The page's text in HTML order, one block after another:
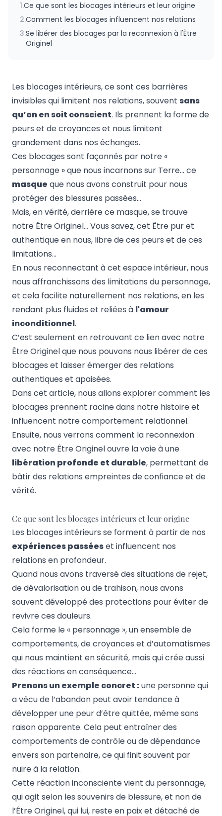
1.Ce que sont les blocages intérieurs et leur origine
2.Comment les blocages influencent nos relations
3.Se libérer des blocages par la reconnexion à l'Être
Originel
Les blocages intérieurs, ce sont ces barrières
invisibles qui limitent nos relations, souvent sans
qu’on en soit conscient. Ils prennent la forme de
peurs et de croyances et nous limitent
grandement dans nos échanges.
Ces blocages sont façonnés par notre «
personnage » que nous incarnons sur Terre… ce
masque que nous avons construit pour nous
protéger des blessures passées…
Mais, en vérité, derrière ce masque, se trouve
notre Être Originel… Vous savez, cet Être pur et
authentique en nous, libre de ces peurs et de ces
limitations…
En nous reconnectant à cet espace intérieur, nous
nous affranchissons des limitations du personnage,
et cela facilite naturellement nos relations, en les
rendant plus fluides et reliées à l'amour
inconditionnel.
C’est seulement en retrouvant ce lien avec notre
Être Originel que nous pouvons nous libérer de ces
blocages et laisser émerger des relations
authentiques et apaisées.
Dans cet article, nous allons explorer comment les
blocages prennent racine dans notre histoire et
influencent notre comportement relationnel.
Ensuite, nous verrons comment la reconnexion
avec notre Être Originel ouvre la voie à une
libération profonde et durable, permettant de
bâtir des relations empreintes de confiance et de
vérité.
Ce que sont les blocages intérieurs et leur origine
Les blocages intérieurs se forment à partir de nos
expériences passéeset influencent nos
relations en profondeur.
Quand nous avons traversé des situations de rejet,
de dévalorisation ou de trahison, nous avons
souvent développé des protections pour éviter de
revivre ces douleurs.
Cela forme le « personnage », un ensemble de
comportements, de croyances et d’automatismes
qui nous maintient en sécurité, mais qui crée aussi
des réactions en conséquence…
Prenons un exemple concret :une personne qui
a vécu de l’abandon peut avoir tendance à
développer une peur d’être quittée, même sans
raison apparente. Cela peut entraîner des
comportements de contrôle ou de dépendance
envers son partenaire, ce qui finit souvent par
nuire à la relation.
Cette réaction inconsciente vient du personnage,
qui agit selon les souvenirs de blessure, et non de
l’Être Originel, qui lui, reste en paix et détaché de